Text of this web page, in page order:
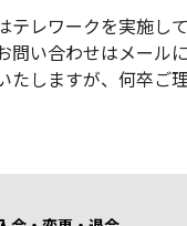
レワークを実施して
い合わせはメール
しますが、何卒ご